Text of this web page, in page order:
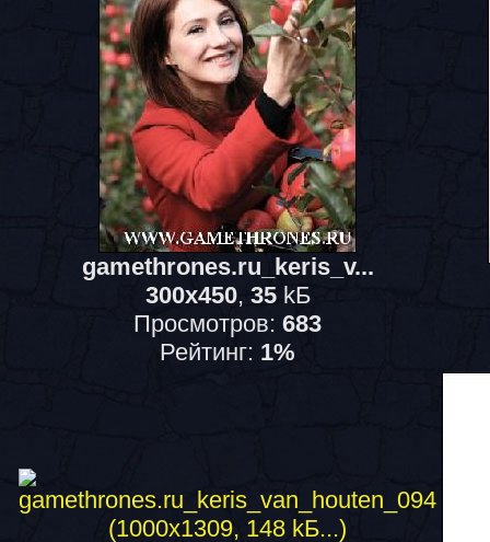
gamethrones.ru_keris_v...
300x450, 35kБ
Просмотров: 683
Рейтинг: 1%